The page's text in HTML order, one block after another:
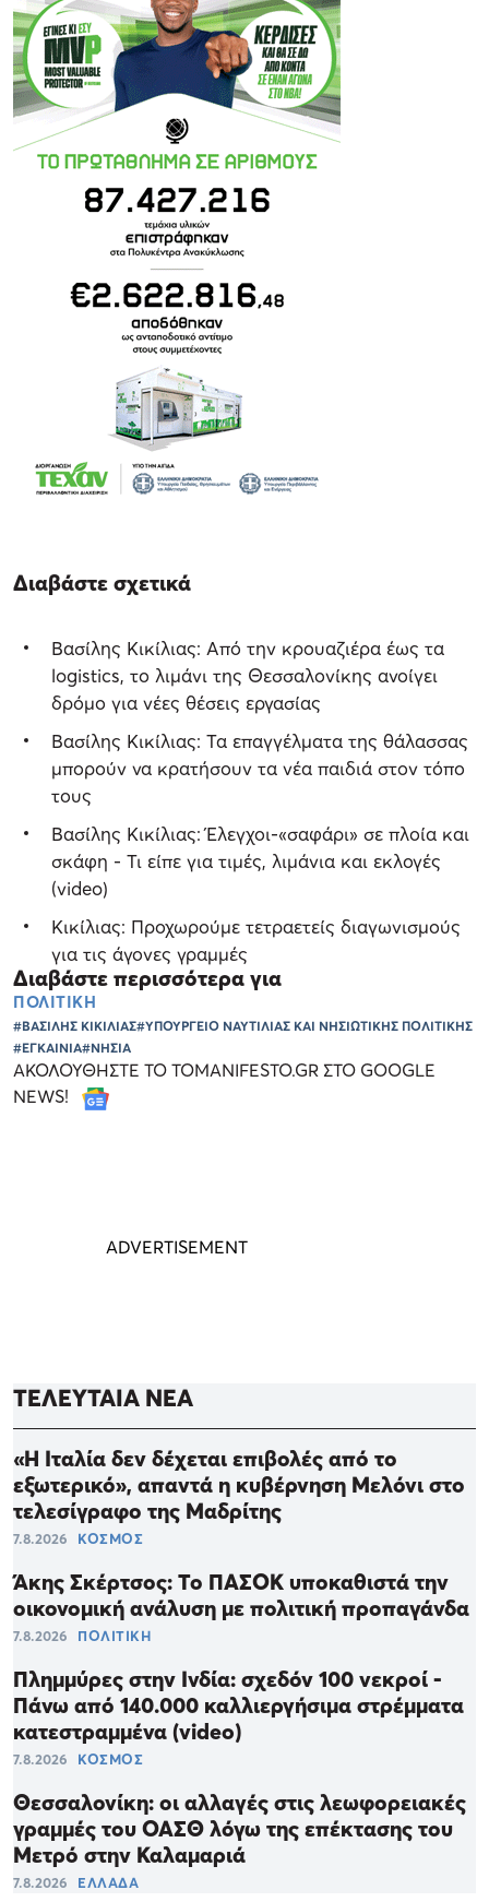
Διαβάστε σχετικά
Βασίλης Κικίλιας: Από την κρουαζιέρα έως τα
logistics, το λιμάνι της Θεσσαλονίκης ανοίγει
δρόμο για νέες θέσεις εργασίας
Βασίλης Κικίλιας: Τα επαγγέλματα της θάλασσας
μπορούν να κρατήσουν τα νέα παιδιά στον τόπο
τους
Βασίλης Κικίλιας: Έλεγχοι-«σαφάρι» σε πλοία και
σκάφη - Τι είπε για τιμές, λιμάνια και εκλογές
(video)
Κικίλιας: Προχωρούμε τετραετείς διαγωνισμούς
για τις άγονες γραμμές
Διαβάστε περισσότερα για
ΠΟΛΙΤΙΚΗ
#ΒΑΣΙΛΗΣ ΚΙΚΙΛΙΑΣ#ΥΠΟΥΡΓΕΙΟ ΝΑΥΤΙΛΙΑΣ ΚΑΙ ΝΗΣΙΩΤΙΚΗΣ ΠΟΛΙΤΙΚΗΣ
#ΕΓΚΑΙΝΙΑ#ΝΗΣΙΑ
ΑΚΟΛΟΥΘΗΣΤΕ ΤΟ TOMANIFESTO.GR ΣΤΟ GOOGLE
NEWS!
ΤΕΛΕΥΤΑΙΑ ΝΕΑ
«Η Ιταλία δεν δέχεται επιβολές από το
εξωτερικό», απαντά η κυβέρνηση Μελόνι στο
τελεσίγραφο της Μαδρίτης
7.8.2026 ΚΟΣΜΟΣ
Άκης Σκέρτσος: Το ΠΑΣΟΚ υποκαθιστά την
οικονομική ανάλυση με πολιτική προπαγάνδα
7.8.2026 ΠΟΛΙΤΙΚΗ
Πλημμύρες στην Ινδία: σχεδόν 100 νεκροί -
Πάνω από 140.000 καλλιεργήσιμα στρέμματα
κατεστραμμένα (video)
7.8.2026 ΚΟΣΜΟΣ
Θεσσαλονίκη: οι αλλαγές στις λεωφορειακές
γραμμές του OAΣΘ λόγω της επέκτασης του
Μετρό στην Καλαμαριά
7.8.2026 ΕΛΛΑΔΑ